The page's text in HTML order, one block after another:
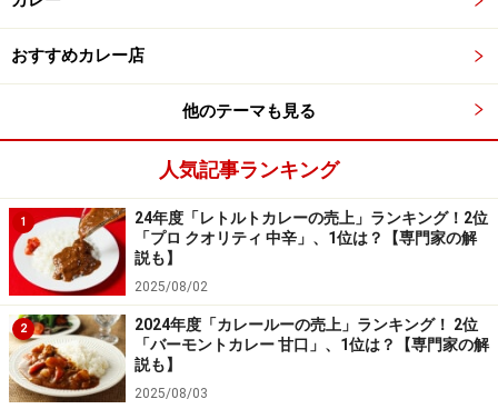
ク・ナンと合わせてほしいのがアルゴビのピリッと辛め
のオイリーソースと炒め煮して柔らかくなったじゃがい
もとカリフラワーです。もう一つ合わせてほしいカレー
がチリマトンです。他のカレーと比べてもメニュー名に
チリが付くだけあって、すごく辛いです。マトンの肉の
塊をコーティングしているチリーカレーソースをガーリ
ック・ナンで食べ、赤ワインで流し込む喜びを知ってし
まったら、次はインドへの旅客券を注文しているかも知
れません。
おすすめカレー店
他のテーマも見る
人気記事ランキング
1
24年度「レトルトカレーの売上」ランキング！2位
「プロ クオリティ 中辛」、1位は？【専門家の解
説も】
2025/08/02
2
2024年度「カレールーの売上」ランキング！ 2位
「バーモントカレー 甘口」、1位は？【専門家の解
説も】
2025/08/03